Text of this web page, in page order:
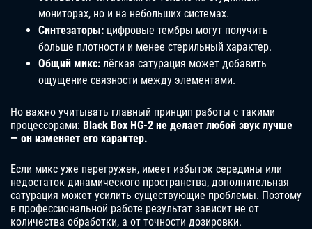
мониторах, но и на небольших системах.
Синтезаторы: цифровые тембры могут получить
больше плотности и менее стерильный характер.
Общий микс: лёгкая сатурация может добавить
ощущение связности между элементами.
Но важно учитывать главный принцип работы с такими
процессорами: Black Box HG-2 не делает любой звук лучше
— он изменяет его характер.
Если микс уже перегружен, имеет избыток середины или
недостаток динамического пространства, дополнительная
сатурация может усилить существующие проблемы. Поэтому
в профессиональной работе результат зависит не от
количества обработки, а от точности дозировки.